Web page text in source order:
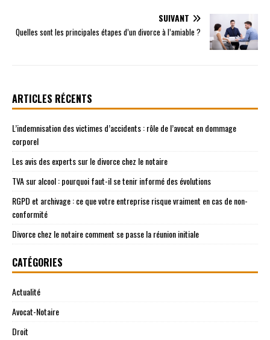
SUIVANT
Quelles sont les principales étapes d’un divorce à l’amiable ?
ARTICLES RÉCENTS
L’indemnisation des victimes d’accidents : rôle de l’avocat en dommage
corporel
Les avis des experts sur le divorce chez le notaire
TVA sur alcool : pourquoi faut-il se tenir informé des évolutions
RGPD et archivage : ce que votre entreprise risque vraiment en cas de non-
conformité
Divorce chez le notaire comment se passe la réunion initiale
CATÉGORIES
Actualité
Avocat-Notaire
Droit